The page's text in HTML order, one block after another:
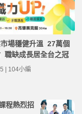
場穩健升溫 27萬個
職缺成長居全台之冠
| 104小編
程熱烈招